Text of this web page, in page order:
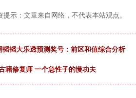
提示：文章来自网络，不代表本站观点。
韬大乐透预测奖号：前区和值综合分析
籍修复师 一个急性子的慢功夫